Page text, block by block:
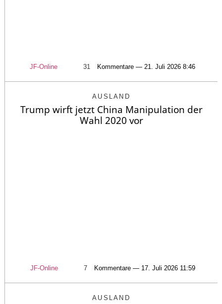
JF-Online 31 Kommentare — 21. Juli 2026 8:46
AUSLAND
Trump wirft jetzt China Manipulation der
Wahl 2020 vor
JF-Online 7 Kommentare — 17. Juli 2026 11:59
AUSLAND